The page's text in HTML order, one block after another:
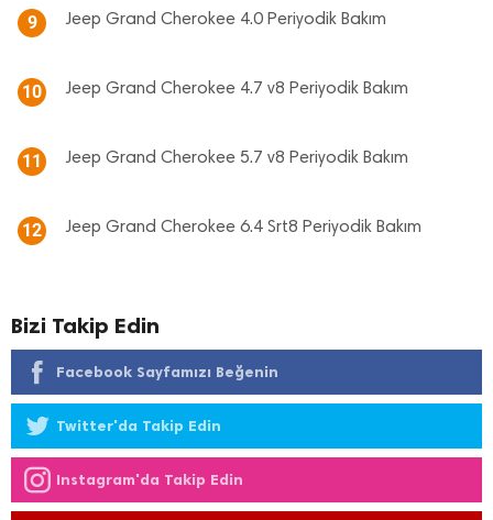
9 Jeep Grand Cherokee 4.0 Periyodik Bakım
10 Jeep Grand Cherokee 4.7 v8 Periyodik Bakım
11 Jeep Grand Cherokee 5.7 v8 Periyodik Bakım
12 Jeep Grand Cherokee 6.4 Srt8 Periyodik Bakım
Bizi Takip Edin
Facebook Sayfamızı Beğenin
Twitter'da Takip Edin
Instagram'da Takip Edin